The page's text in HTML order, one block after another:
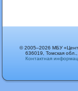
© 2005–2026 МБУ
636019, Томская обл.,
Контактная